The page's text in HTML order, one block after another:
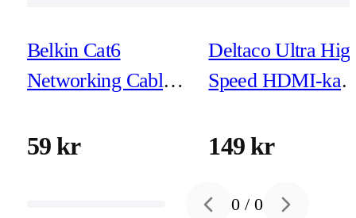
Belkin Cat6
Networking Cable
59 kr
Deltaco Ultra
Speed HDMI-
8K vid 60Hz, 4K
149 kr
Previous slide
0 /0 Next slide